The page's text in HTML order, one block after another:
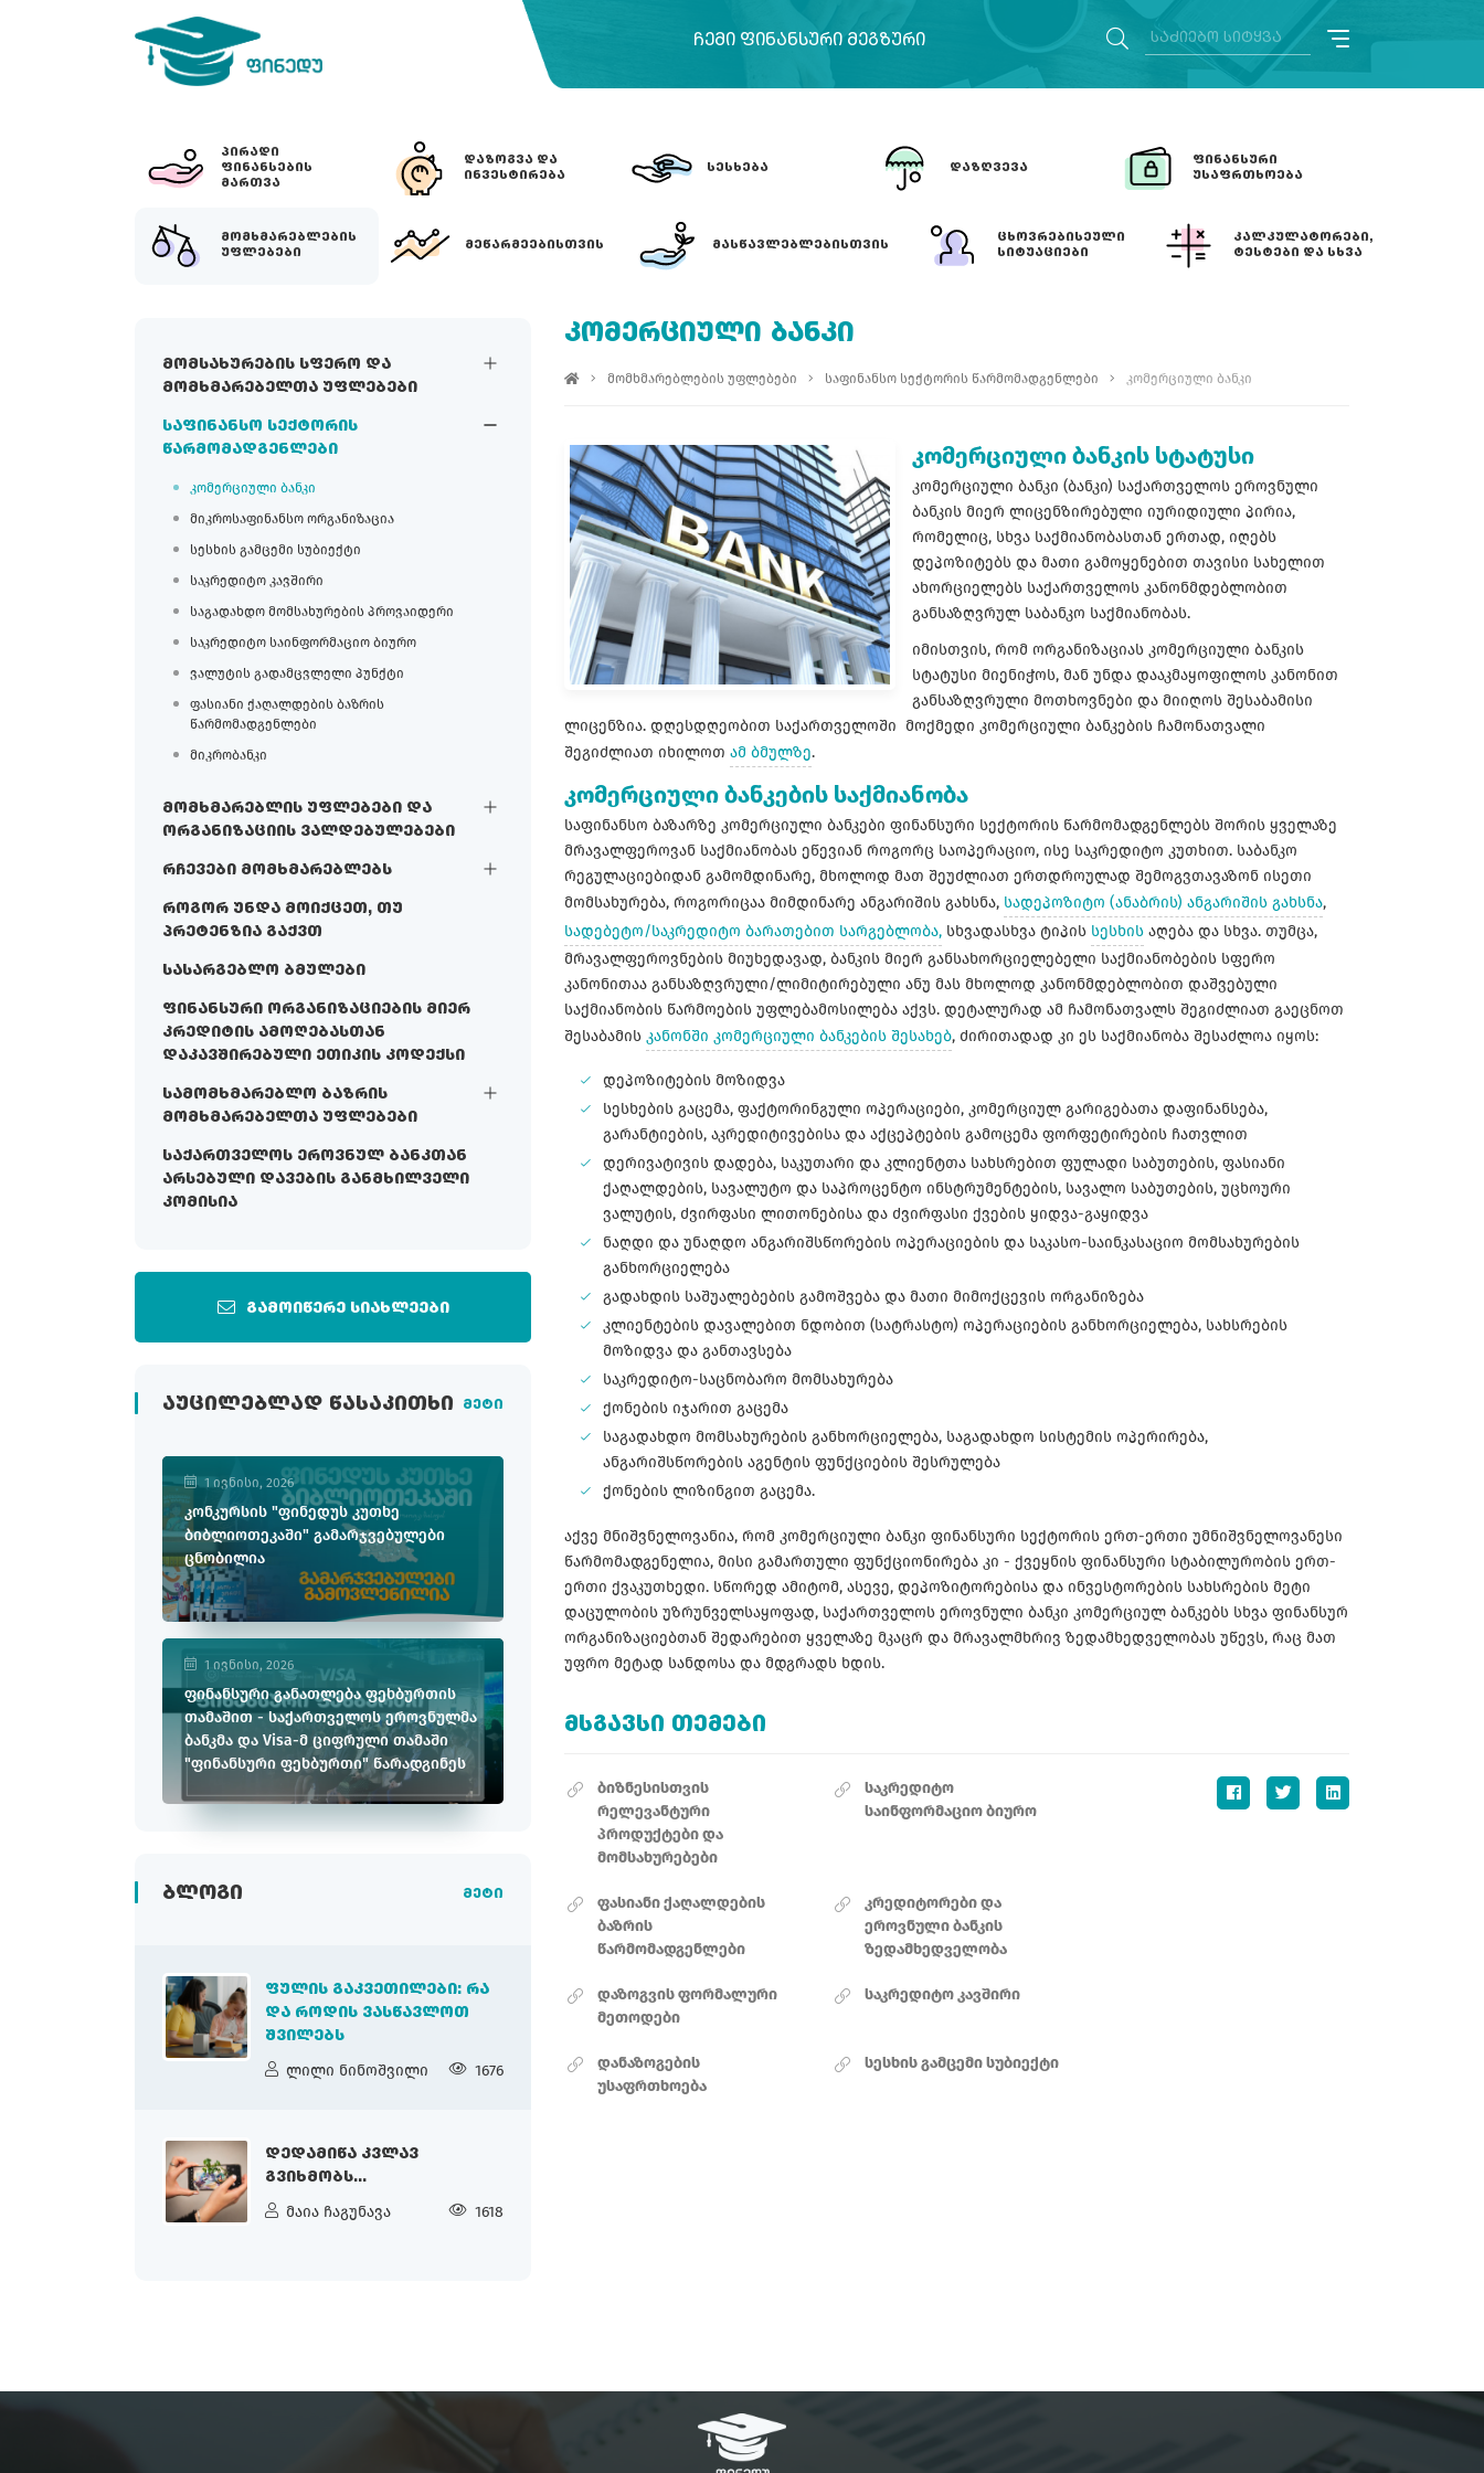
ᲩᲔᲛᲘ ᲤᲘᲜᲐᲜᲡᲣᲠᲘ ᲛᲔᲒᲖᲣᲠᲘ
ᲞᲘᲠᲐᲓᲘ
ᲤᲘᲜᲐᲜᲡᲔᲑᲘᲡ
ᲛᲐᲠᲗᲕᲐ
ᲓᲐᲖᲝᲒᲕᲐ ᲓᲐ
ᲘᲜᲕᲔᲡᲢᲘᲠᲔᲑᲐ
ᲡᲔᲡᲮᲔᲑᲐ ᲓᲐᲖᲦᲕᲔᲕᲐ
ᲤᲘᲜᲐᲜᲡᲣᲠᲘ
ᲣᲡᲐᲤᲠᲗᲮᲝᲔᲑᲐ
ᲛᲝᲛᲮᲛᲐᲠᲔᲑᲚᲔᲑᲘᲡ
ᲣᲤᲚᲔᲑᲔᲑᲘ
ᲛᲔᲬᲐᲠᲛᲔᲔᲑᲘᲡᲗᲕᲘᲡ ᲛᲐᲡᲬᲐᲕᲚᲔᲑᲚᲔᲑᲘᲡᲗᲕᲘᲡ
ᲪᲮᲝᲕᲠᲔᲑᲘᲡᲔᲣᲚᲘ
ᲡᲘᲢᲣᲐᲪᲘᲔᲑᲘ
ᲙᲐᲚᲙᲣᲚᲐᲢᲝᲠᲔᲑᲘ,
ᲢᲔᲡᲢᲔᲑᲘ ᲓᲐ ᲡᲮᲕᲐ
მომსახურების სფერო და
მომხმარებელთა უფლებები
საფინანსო სექტორის
წარმომადგენლები
კომერციული ბანკი
მიკროსაფინანსო ორგანიზაცია
სესხის გამცემი სუბიექტი
საკრედიტო კავშირი
საგადახდო მომსახურების პროვაიდერი
საკრედიტო საინფორმაციო ბიურო
ვალუტის გადამცვლელი პუნქტი
ფასიანი ქაღალდების ბაზრის
წარმომადგენლები
მიკრობანკი
მომხმარებლის უფლებები და
ორგანიზაციის ვალდებულებები
რჩევები მომხმარებლებს
როგორ უნდა მოიქცეთ, თუ
პრეტენზია გაქვთ
სასარგებლო ბმულები
ფინანსური ორგანიზაციების მიერ
კრედიტის ამოღებასთან
დაკავშირებული ეთიკის კოდექსი
სამომხმარებლო ბაზრის
მომხმარებელთა უფლებები
საქართველოს ეროვნულ ბანკთან
არსებული დავების განმხილველი
კომისია
გამოიწერე სიახლეები
ᲐᲣᲪᲘᲚᲔᲑᲚᲐᲓ ᲬᲐᲡᲐᲙᲘᲗᲮᲘ მეტი
1 ივნისი, 2026
კონკურსის "ფინედუს კუთხე
ბიბლიოთეკაში" გამარჯვებულები
ცნობილია
1 ივნისი, 2026
ფინანსური განათლება ფეხბურთის
თამაშით - საქართველოს ეროვნულმა
ბანკმა და Visa-მ ციფრული თამაში
"ფინანსური ფეხბურთი" წარადგინეს
ᲑᲚᲝᲒᲘ მეტი
ᲤᲣᲚᲘᲡ ᲒᲐᲙᲕᲔᲗᲘᲚᲔᲑᲘ: ᲠᲐ
ᲓᲐ ᲠᲝᲓᲘᲡ ᲕᲐᲡᲬᲐᲕᲚᲝᲗ
ᲨᲕᲘᲚᲔᲑᲡ
ლილი ნინოშვილი 1676
ᲓᲔᲓᲐᲛᲘᲬᲐ ᲙᲕᲚᲐᲕ
ᲒᲕᲘᲮᲛᲝᲑᲡ...
მაია ჩაგუნავა 1618
ᲙᲝᲛᲔᲠᲪᲘᲣᲚᲘ ᲑᲐᲜᲙᲘ
მომხმარებლების უფლებები საფინანსო სექტორის წარმომადგენლები კომერციული ბანკი
კომერციული ბანკის სტატუსი
კომერციული ბანკი (ბანკი) საქართველოს ეროვნული
ბანკის მიერ ლიცენზირებული იურიდიული პირია,
რომელიც, სხვა საქმიანობასთან ერთად, იღებს
დეპოზიტებს და მათი გამოყენებით თავისი სახელით
ახორციელებს საქართველოს კანონმდებლობით
განსაზღვრულ საბანკო საქმიანობას.
იმისთვის, რომ ორგანიზაციას კომერციული ბანკის
სტატუსი მიენიჭოს, მან უნდა დააკმაყოფილოს კანონით
განსაზღვრული მოთხოვნები და მიიღოს შესაბამისი
ლიცენზია. დღესდღეობით საქართველოში მოქმედი კომერციული ბანკების ჩამონათვალი
შეგიძლიათ იხილოთ ამ ბმულზე.
კომერციული ბანკების საქმიანობა
საფინანსო ბაზარზე კომერციული ბანკები ფინანსური სექტორის წარმომადგენლებს შორის ყველაზე
მრავალფეროვან საქმიანობას ეწევიან როგორც საოპერაციო, ისე საკრედიტო კუთხით. საბანკო
რეგულაციებიდან გამომდინარე, მხოლოდ მათ შეუძლიათ ერთდროულად შემოგვთავაზონ ისეთი
მომსახურება, როგორიცაა მიმდინარე ანგარიშის გახსნა, სადეპოზიტო (ანაბრის) ანგარიშის გახსნა,
სადებეტო/საკრედიტო ბარათებით სარგებლობა, სხვადასხვა ტიპის სესხის აღება და სხვა. თუმცა,
მრავალფეროვნების მიუხედავად, ბანკის მიერ განსახორციელებელი საქმიანობების სფერო
კანონითაა განსაზღვრული/ლიმიტირებული ანუ მას მხოლოდ კანონმდებლობით დაშვებული
საქმიანობის წარმოების უფლებამოსილება აქვს. დეტალურად ამ ჩამონათვალს შეგიძლიათ გაეცნოთ
შესაბამის კანონში კომერციული ბანკების შესახებ, ძირითადად კი ეს საქმიანობა შესაძლოა იყოს:
დეპოზიტების მოზიდვა
სესხების გაცემა, ფაქტორინგული ოპერაციები, კომერციულ გარიგებათა დაფინანსება,
გარანტიების, აკრედიტივებისა და აქცეპტების გამოცემა ფორფეტირების ჩათვლით
დერივატივის დადება, საკუთარი და კლიენტთა სახსრებით ფულადი საბუთების, ფასიანი
ქაღალდების, სავალუტო და საპროცენტო ინსტრუმენტების, სავალო საბუთების, უცხოური
ვალუტის, ძვირფასი ლითონებისა და ძვირფასი ქვების ყიდვა-გაყიდვა
ნაღდი და უნაღდო ანგარიშსწორების ოპერაციების და საკასო-საინკასაციო მომსახურების
განხორციელება
გადახდის საშუალებების გამოშვება და მათი მიმოქცევის ორგანიზება
კლიენტების დავალებით ნდობით (სატრასტო) ოპერაციების განხორციელება, სახსრების
მოზიდვა და განთავსება
საკრედიტო-საცნობარო მომსახურება
ქონების იჯარით გაცემა
საგადახდო მომსახურების განხორციელება, საგადახდო სისტემის ოპერირება,
ანგარიშსწორების აგენტის ფუნქციების შესრულება
ქონების ლიზინგით გაცემა.
აქვე მნიშვნელოვანია, რომ კომერციული ბანკი ფინანსური სექტორის ერთ-ერთი უმნიშვნელოვანესი
წარმომადგენელია, მისი გამართული ფუნქციონირება კი - ქვეყნის ფინანსური სტაბილურობის ერთ-
ერთი ქვაკუთხედი. სწორედ ამიტომ, ასევე, დეპოზიტორებისა და ინვესტორების სახსრების მეტი
დაცულობის უზრუნველსაყოფად, საქართველოს ეროვნული ბანკი კომერციულ ბანკებს სხვა ფინანსურ
ორგანიზაციებთან შედარებით ყველაზე მკაცრ და მრავალმხრივ ზედამხედველობას უწევს, რაც მათ
უფრო მეტად სანდოსა და მდგრადს ხდის.
ᲛᲡᲒᲐᲕᲡᲘ ᲗᲔᲛᲔᲑᲘ
ბიზნესისთვის
რელევანტური
პროდუქტები და
მომსახურებები
საკრედიტო
საინფორმაციო ბიურო
ფასიანი ქაღალდების
ბაზრის
წარმომადგენლები
კრედიტორები და
ეროვნული ბანკის
ზედამხედველობა
დაზოგვის ფორმალური
მეთოდები
საკრედიტო კავშირი
დანაზოგების
უსაფრთხოება
სესხის გამცემი სუბიექტი